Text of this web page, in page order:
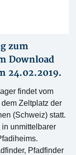
zum
Download
24.02.2019.
findet vom
Zeltplatz der
(Schweiz) statt.
unmittelbarer
Pfadfinder